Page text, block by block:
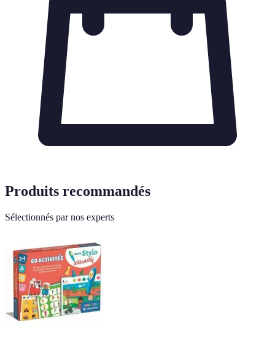
Produits recommandés
Sélectionnés par nos experts